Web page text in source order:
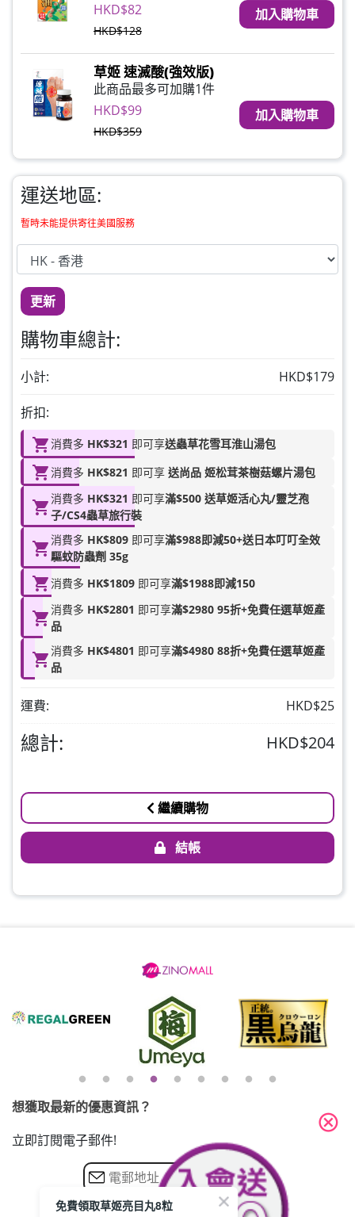
HKD$82
HKD$128
加入購物車
草姬 速滅酸(強效版)
此商品最多可加購1件
HKD$99
HKD$359
加入購物車
草姬 益菌之白潤
此商品最多可加購1件
此商品最多可加購1件
理膚泉 無香大哥大防曬 50ml (2027年4
月)
此商品最多可加購1件
HKD$88
HKD$145
Round Lab 白樺樹水份防曬霜 50ml
(到期日2027年2月)
此商品最多可加購1件
HKD$145
運送地區:
暫時未能提供寄往美國服務
更新
購物車總計:
小計: HKD$179
折扣:
消費多 HK$321 即可享送蟲草花雪耳淮山湯包
消費多 HK$821 即可享 送尚品 姬松茸茶樹菇螺片湯包
消費多 HK$321 即可享滿$500 送草姬活心丸/靈芝孢
子/CS4蟲草旅行裝
消費多 HK$809 即可享滿$988即減50+送日本叮叮全效
驅蚊防蟲劑 35g
消費多 HK$1809 即可享滿$1988即減150
消費多 HK$2801 即可享滿$2980 95折+免費任選草姬產
品
消費多 HK$4801 即可享滿$4980 88折+免費任選草姬產
品
運費: HKD$25
總計: HKD$204
繼續購物
結帳
想獲取最新的優惠資訊？
立即訂閱電子郵件!
cancel
免費領取草姬亮目丸8粒